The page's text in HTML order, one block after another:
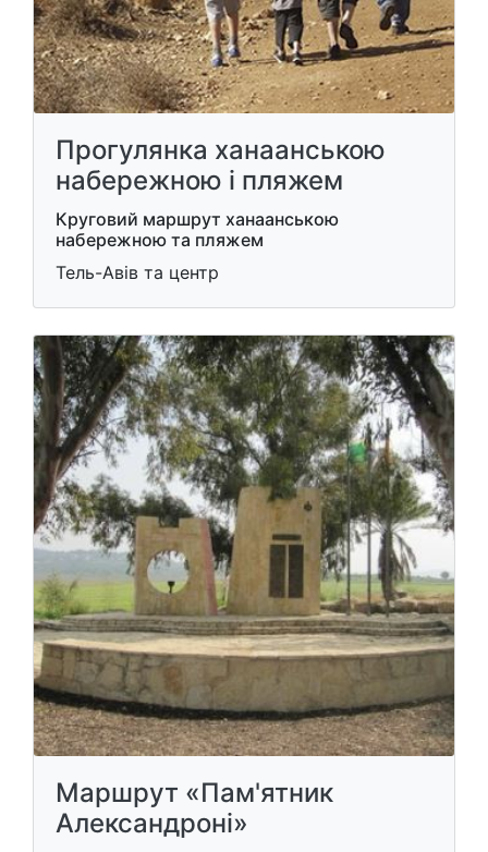
Прогулянка ханаанською
набережною і пляжем
Круговий маршрут ханаанською
набережною та пляжем
Тель-Авів та центр
Маршрут «Пам'ятник
Александроні»